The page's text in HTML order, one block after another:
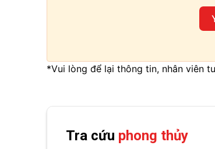
*Vui lòng để lại thông tin, nhân viên
Tra cứu phong thủy